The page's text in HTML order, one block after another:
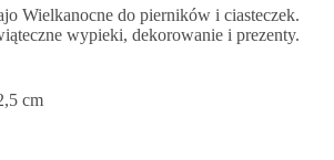
Wielkanocne do pierników i ciasteczek.
wypieki, dekorowanie i prezenty.
cm